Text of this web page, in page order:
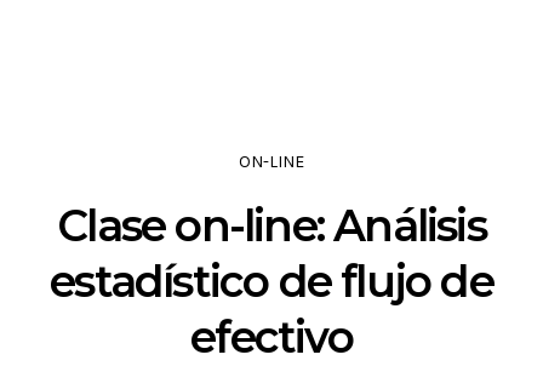
ON-LINE
Clase on-line: Análisis
estadístico de flujo de
efectivo